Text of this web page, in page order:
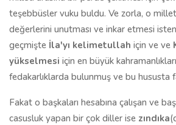
teşebbüsler vuku buldu. Ve zorla, o
değerlerini unutması ve inkar etmesi
geçmişte İla'yı kelimetullah için ve ve
yükselmesi için en büyük
fedakarlıklarda bulunmuş ve bu hususta
Fakat o başkaları hesabına çalışan ve
casusluk yapan bir çok diller ise zındıka